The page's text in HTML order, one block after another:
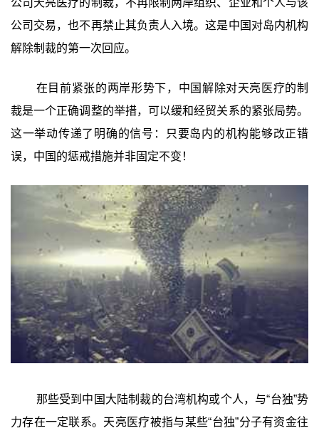
公司交易，也不再禁止其负责人入境。这是中国对岛内机构
解除制裁的第一次回应。
在目前紧张的两岸形势下，中国解除对天亮医疗的制
裁是一个正确调整的举措，可以缓和经贸关系的紧张局势。
这一举动传递了明确的信号：只要岛内的机构能够改正错
误，中国的惩戒措施并非固定不变！
那些受到中国大陆制裁的台湾机构或个人，与“台独”势
力存在一定联系。天亮医疗被指与某些“台独”分子有资金往